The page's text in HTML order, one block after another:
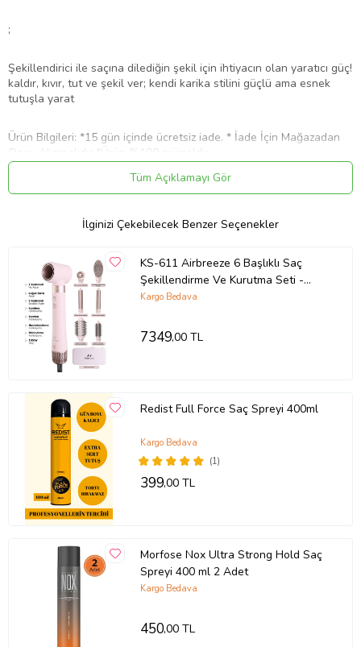
;
Şekillendirici ile saçına dilediğin şekil için ihtiyacın olan yaratıcı güç!
kaldır, kıvır, tut ve şekil ver; kendi karika stilini güçlü ama esnek
tutuşla yarat
Ürün Bilgileri: *15 gün içinde ücretsiz iade. * İade İçin Mağazadan
Onay Alınmalıdır *Ürün %100 orijinaldir
kcm23873929
Tüm Açıklamayı Gör
İlginizi Çekebilecek Benzer Seçenekler
KS-611 Airbreeze 6 Başlıklı Saç
Şekillendirme Ve Kurutma Seti -
Bukle, Hacim, Hızlı Kurutma
Kargo Bedava
7349,00 TL
Redist Full Force Saç Spreyi 400ml
(1)
Kargo Bedava
399,00 TL
Morfose Nox Ultra Strong Hold Saç
Spreyi 400 ml 2 Adet
Kargo Bedava
450,00 TL